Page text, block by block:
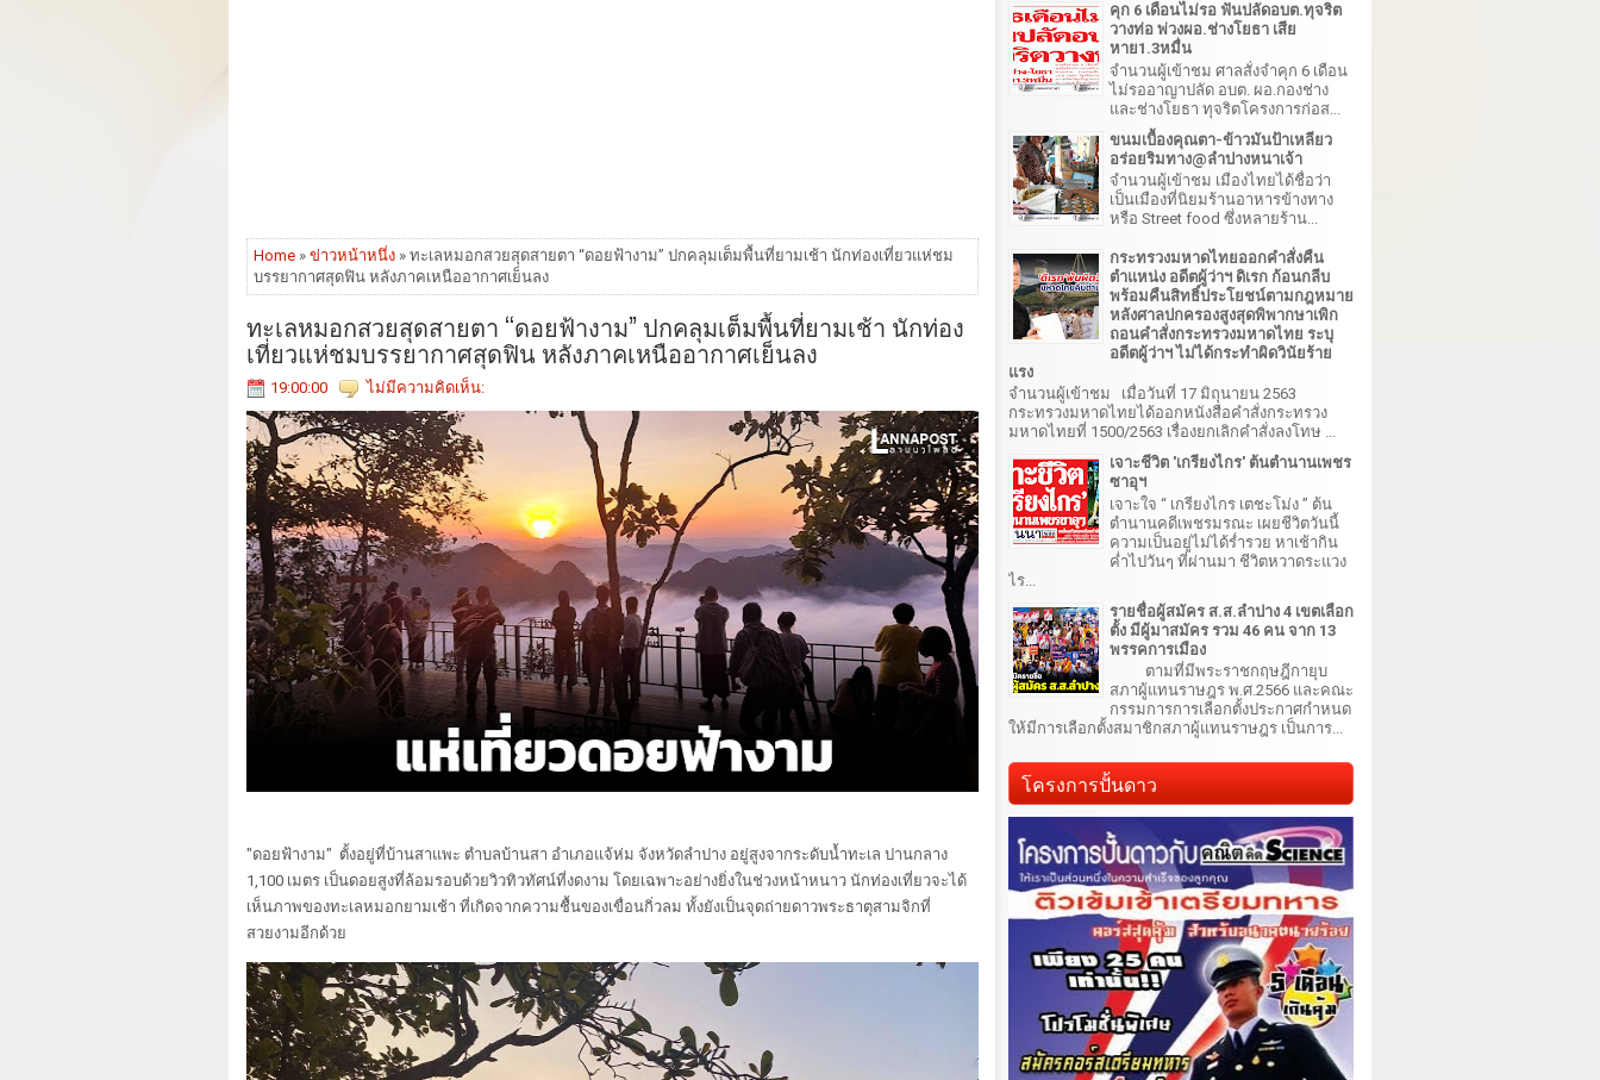
Home » ข่าวหน้าหนึ่ง » ทะเลหมอกสวยสุดสายตา “ดอยฟ้างาม” ปกคลุมเต็มพื้นที่ยามเช้า นักท่องเที่ยวแห่ชม
บรรยากาศสุดฟิน หลังภาคเหนืออากาศเย็นลง
ทะเลหมอกสวยสุดสายตา “ดอยฟ้างาม” ปกคลุมเต็มพื้นที่ยามเช้า นักท่อง
เที่ยวแห่ชมบรรยากาศสุดฟิน หลังภาคเหนืออากาศเย็นลง
19:00:00 ไม่มีความคิดเห็น:
"ดอยฟ้างาม" ตั้งอยู่ที่บ้านสาแพะ ตำบลบ้านสา อำเภอแจ้ห่ม จังหวัดลำปาง อยู่สูงจากระดับน้ำทะเล ปานกลาง
1,100 เมตร เป็นดอยสูงที่ล้อมรอบด้วยวิวทิวทัศน์ที่งดงาม โดยเฉพาะอย่างยิ่งในช่วงหน้าหนาว นักท่องเที่ยวจะได้
เห็นภาพของทะเลหมอกยามเช้า ที่เกิดจากความชื้นของเขื่อนกิ่วลม ทั้งยังเป็นจุดถ่ายดาวพระธาตุสามจิกที่
สวยงามอีกด้วย
คุก 6 เดือนไม่รอ ฟันปลัดอบต.ทุจริต
วางท่อ พ่วงผอ.ช่างโยธา เสีย
หาย1.3หมื่น
จำนวนผู้เข้าชม ศาลสั่งจำคุก 6 เดือน
ไม่รออาญาปลัด อบต. ผอ.กองช่าง
และช่างโยธา ทุจริตโครงการก่อส...
ขนมเบื้องคุณตา-ข้าวมันป้าเหลียว
อร่อยริมทาง@ลำปางหนาเจ้า
จำนวนผู้เข้าชม เมืองไทยได้ชื่อว่า
เป็นเมืองที่นิยมร้านอาหารข้างทาง
หรือ Street food ซึ่งหลายร้าน...
กระทรวงมหาดไทยออกคำสั่งคืน
ตำแหน่ง อดีตผู้ว่าฯ ดิเรก ก้อนกลีบ
พร้อมคืนสิทธิ์ประโยชน์ตามกฎหมาย
หลังศาลปกครองสูงสุดพิพากษาเพิก
ถอนคำสั่งกระทรวงมหาดไทย ระบุ
อดีตผู้ว่าฯ ไม่ได้กระทำผิดวินัยร้าย
แรง
จำนวนผู้เข้าชม เมื่อวันที่ 17 มิถุนายน 2563
กระทรวงมหาดไทยได้ออกหนังสือคำสั่งกระทรวง
มหาดไทยที่ 1500/2563 เรื่องยกเลิกคำสั่งลงโทษ ...
เจาะชีวิต 'เกรียงไกร' ต้นตำนานเพชร
ซาอุฯ
เจาะใจ “ เกรียงไกร เตชะโม่ง ” ต้น
ตำนานคดีเพชรมรณะ เผยชีวิตวันนี้
ความเป็นอยู่ไม่ได้ร่ำรวย หาเช้ากิน
ค่ำไปวันๆ ที่ผ่านมา ชีวิตหวาดระแวง
ไร...
รายชื่อผู้สมัคร ส.ส.ลำปาง 4 เขตเลือก
ตั้ง มีผู้มาสมัคร รวม 46 คน จาก 13
พรรคการเมือง
ตามที่มีพระราชกฤษฎีกายุบ
สภาผู้แทนราษฎร พ.ศ.2566 และคณะ
กรรมการการเลือกตั้งประกาศกำหนด
ให้มีการเลือกตั้งสมาชิกสภาผู้แทนราษฎร เป็นการ...
โครงการปั้นดาว